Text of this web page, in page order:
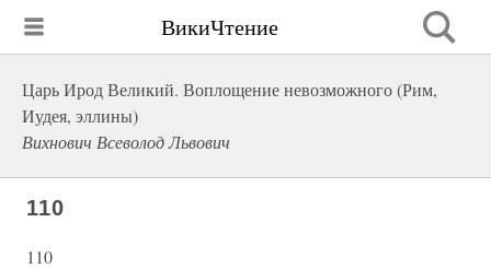
ВикиЧтение
Царь Ирод Великий. Воплощение невозможного (Рим,
Иудея, эллины)
Вихнович Всеволод Львович
110
110